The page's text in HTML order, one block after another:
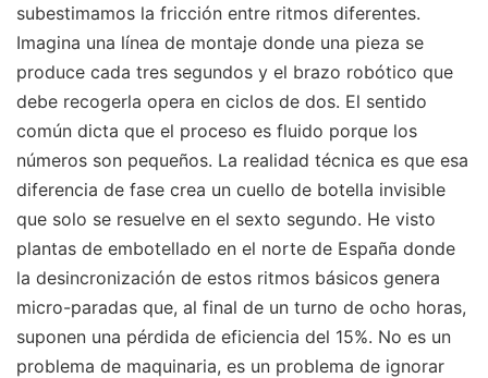
subestimamos la fricción entre ritmos diferentes.
Imagina una línea de montaje donde una pieza se
produce cada tres segundos y el brazo robótico que
debe recogerla opera en ciclos de dos. El sentido
común dicta que el proceso es fluido porque los
números son pequeños. La realidad técnica es que esa
diferencia de fase crea un cuello de botella invisible
que solo se resuelve en el sexto segundo. He visto
plantas de embotellado en el norte de España donde
la desincronización de estos ritmos básicos genera
micro-paradas que, al final de un turno de ocho horas,
suponen una pérdida de eficiencia del 15%. No es un
problema de maquinaria, es un problema de ignorar